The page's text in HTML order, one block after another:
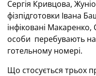
Сергія Кривцова,
фізпідготовки Івана
інфіковані Макаренко,
особи перебувають на
готельному номері.
Що стосується трьох